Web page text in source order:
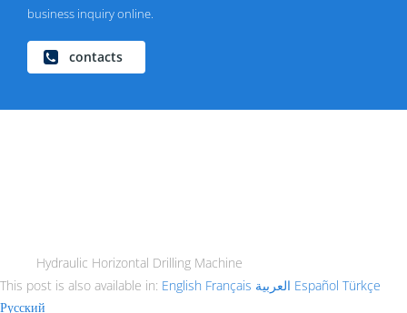
business inquiry online.
contacts
Hydraulic Horizontal Drilling Machine
This post is also available in: English Français العربية Español Türkçe
Русский